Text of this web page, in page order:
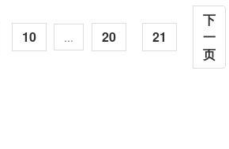
10 ... 20 21
下
一
页